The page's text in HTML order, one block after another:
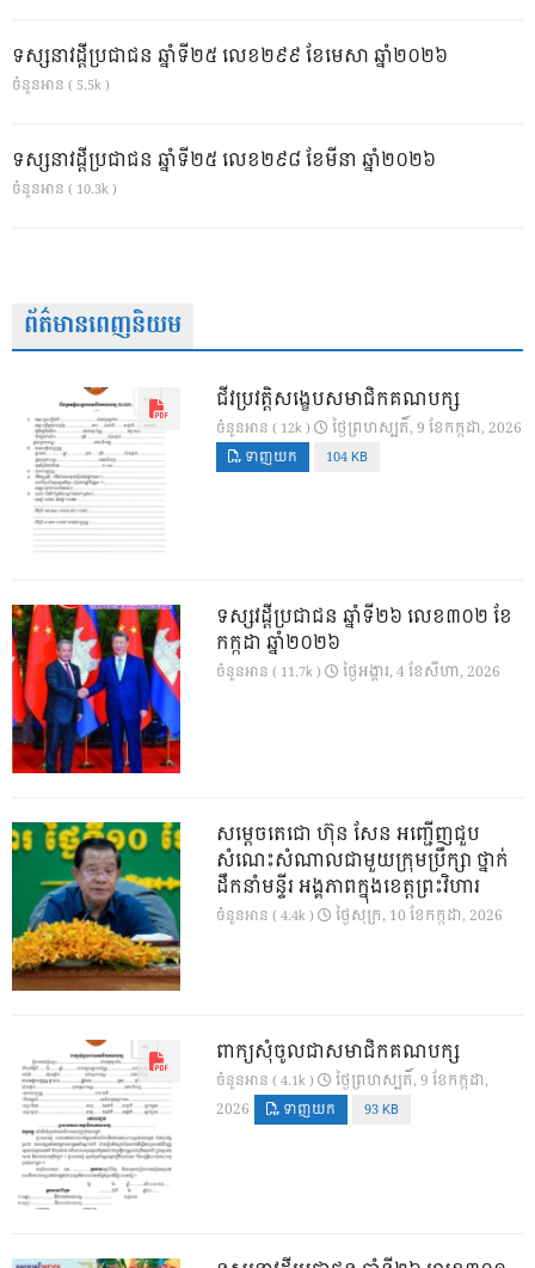
ទស្សនាវដ្ដីប្រជាជន ឆ្នាំទី២៥ លេខ២៩៩ ខែមេសា ឆ្នាំ២០២៦
ចំនួនអាន ( 5.5k )
ទស្សនាវដ្ដីប្រជាជន ឆ្នាំទី២៥ លេខ២៩៨ ខែមីនា ឆ្នាំ២០២៦
ចំនួនអាន ( 10.3k )
ព័ត៌មានពេញនិយម
ជីវប្រវត្តិសង្ខេបសមាជិកគណបក្ស
ចំនួនអាន ( 12k ) ថ្ងៃ​ព្រហស្បតិ៍, 9 ខែ​កក្កដា, 2026
ទាញយក 104 KB
ទស្សវដ្តីប្រជាជន ឆ្នាំទី២៦ លេខ៣០២ ខែ
កក្កដា ឆ្នាំ២០២៦
ចំនួនអាន ( 11.7k ) ថ្ងៃ​អង្គារ, 4 ខែ​សីហា, 2026
សម្តេចតេជោ ហ៊ុន សែន អញ្ជើញជួប
សំណេះសំណាលជាមួយក្រុមប្រឹក្សា ថ្នាក់
ដឹកនាំមន្ទីរ អង្គភាពក្នុងខេត្តព្រះវិហារ
ចំនួនអាន ( 4.4k ) ថ្ងៃ​សុក្រ, 10 ខែ​កក្កដា, 2026
ពាក្យសុំចូលជាសមាជិកគណបក្ស
ចំនួនអាន ( 4.1k )
ថ្ងៃ​ព្រហស្បតិ៍, 9 ខែ​កក្កដា,
2026
ទាញយក 93 KB